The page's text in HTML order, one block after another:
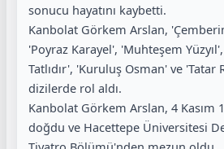
sonucu hayatını kaybetti.
Kanbolat Görkem Arslan,
'Poyraz Karayel', 'Muhteşem
Tatlıdır', 'Kuruluş Osman' ve 'Tatar
dizilerde rol aldı.
Kanbolat Görkem Arslan, 4 Kasım
doğdu ve Hacettepe Üniversitesi